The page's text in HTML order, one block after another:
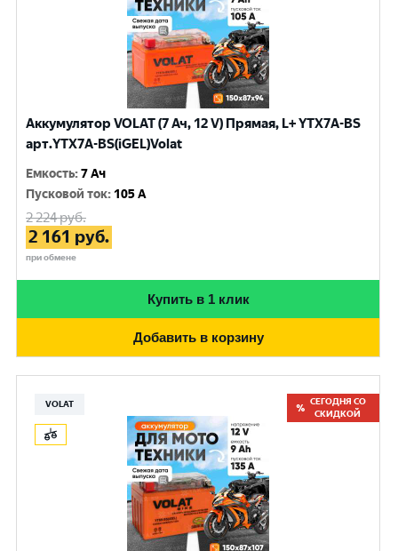
Аккумулятор VOLAT (7 Ач, 12 V) Прямая, L+ YTX7A-BS
арт.YTX7A-BS(iGEL)Volat
Емкость:7 Ач
Пусковой ток: 105 A
2 224руб.
2 161 руб.
при обмене
Купить в 1 клик
Добавить в корзину
VOLAT
СЕГОДНЯ СО
СКИДКОЙ